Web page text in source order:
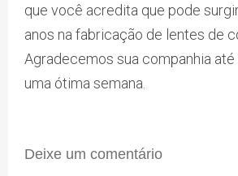
que você acredita que pode
anos na fabricação de lentes de
Agradecemos sua companhia
uma ótima semana.
Deixe um comentário